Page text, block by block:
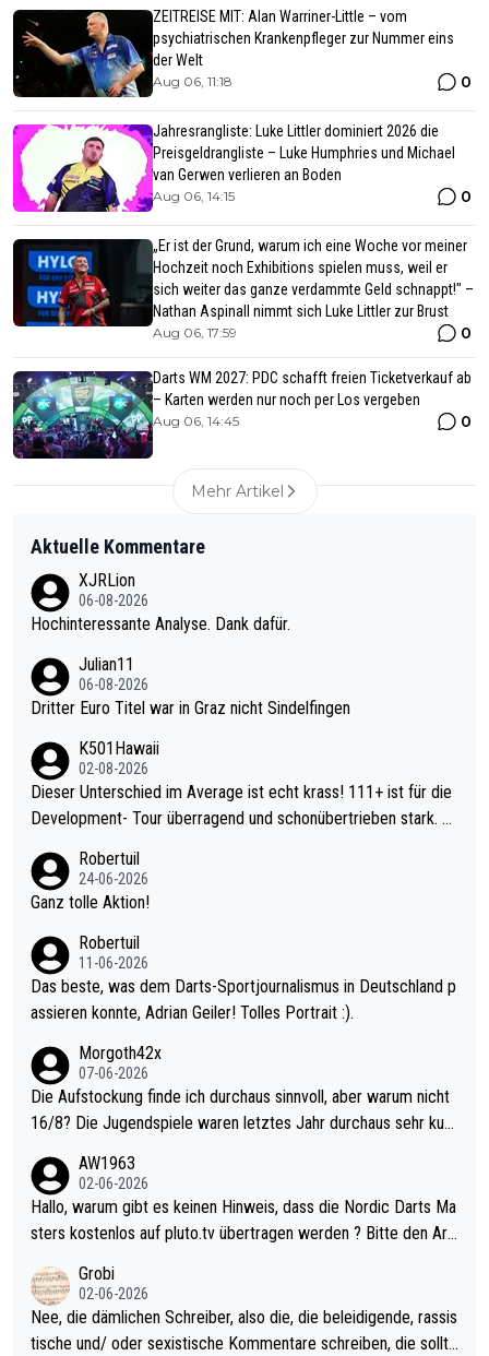
ZEITREISE MIT: Alan Warriner-Little – vom
psychiatrischen Krankenpfleger zur Nummer eins
der Welt
Aug 06, 11:18 0
Jahresrangliste: Luke Littler dominiert 2026 die
Preisgeldrangliste – Luke Humphries und Michael
van Gerwen verlieren an Boden
Aug 06, 14:15 0
„Er ist der Grund, warum ich eine Woche vor meiner
Hochzeit noch Exhibitions spielen muss, weil er
sich weiter das ganze verdammte Geld schnappt!" –
Nathan Aspinall nimmt sich Luke Littler zur Brust
Aug 06, 17:59 0
Darts WM 2027: PDC schafft freien Ticketverkauf ab
– Karten werden nur noch per Los vergeben
Aug 06, 14:45 0
Mehr Artikel
Aktuelle Kommentare
XJRLion
06-08-2026
Hochinteressante Analyse. Dank dafür.
Julian11
06-08-2026
Dritter Euro Titel war in Graz nicht Sindelfingen
K501Hawaii
02-08-2026
Dieser Unterschied im Average ist echt krass! 111+ ist für die
Development- Tour überragend und schonübertrieben stark. U
mal 40+ erst recht. Da gewinnst keinen Blumentopf - ist ja noc
h krasser wie ein Pokalspiel eines Kreisligisten vs einem Bund
Robertuil
24-06-2026
Ganz tolle Aktion!
Robertuil
11-06-2026
Das beste, was dem Darts-Sportjournalismus in Deutschland p
assieren konnte, Adrian Geiler! Tolles Portrait :).
Morgoth42x
07-06-2026
Die Aufstockung finde ich durchaus sinnvoll, aber warum nicht
16/8? Die Jugendspiele waren letztes Jahr durchaus sehr kurz
Allerdings ist Mitchell Lawrie als Nummer 1 der Welt eh qualifi
ziert. Somit ändert die automatische Qualifikation des Weltmei
sters erstmal nichts. Ich denke sie wollen damit für nächstes J
ohl wenig WDF Turniere spielen. Dies war bei Archie Self letzt
es Jahr der Fall. Er musste als amtierender Weltmeister durch
den Qualifier und ich glaube kaum, dass Mitchel sich das (in Ve
AW1963
02-06-2026
Hallo, warum gibt es keinen Hinweis, dass die Nordic Darts Ma
sters kostenlos auf pluto.tv übertragen werden ? Bitte den Arti
Grobi
02-06-2026
Nee, die dämlichen Schreiber, also die, die beleidigende, rassis
tische und/ oder sexistische Kommentare schreiben, die sollte